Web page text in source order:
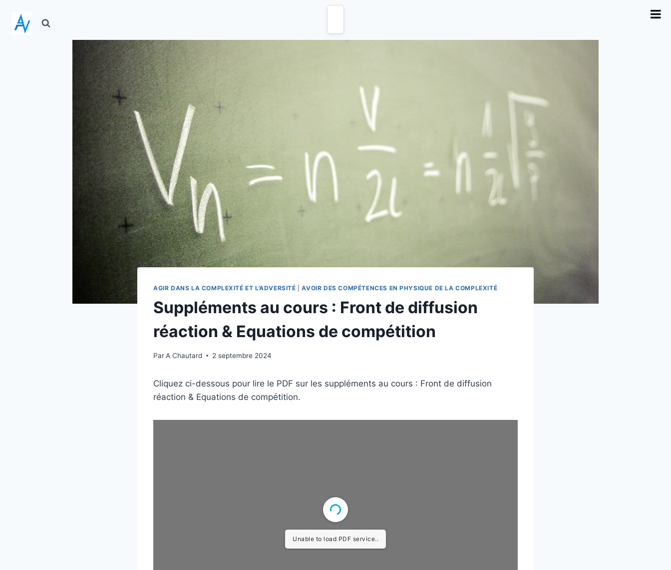
AGIR DANS LA COMPLEXITÉ ET L'ADVERSITÉ |AVOIR DES COMPÉTENCES EN PHYSIQUE DE LA COMPLEXITÉ
Suppléments au cours : Front de diffusion
réaction & Equations de compétition
ParA Chautard 2 septembre 2024
Cliquez ci-dessous pour lire le PDF sur les suppléments au cours : Front de diffusion
réaction & Equations de compétition.
Unable to load PDF service..